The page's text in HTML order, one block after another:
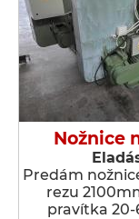
Nožnice
Predám
rezu
pravítka 20-